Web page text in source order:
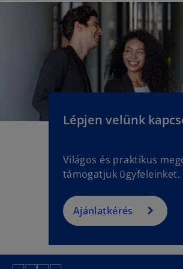
Lépjen velünk
Világos és praktikus
támogatjuk ügyfeleinket.
Ajánlatkérés